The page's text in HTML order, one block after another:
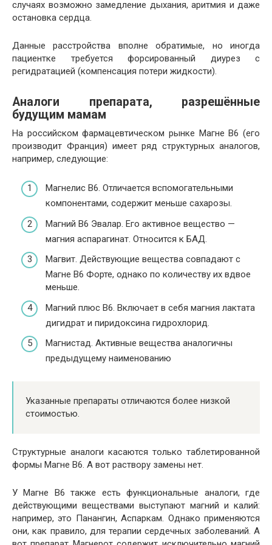
случаях возможно замедление дыхания, аритмия и даже
остановка сердца.
Данные расстройства вполне обратимые, но иногда
пациентке требуется форсированный диурез с
регидратацией (компенсация потери жидкости).
Аналоги препарата, разрешённые
будущим мамам
На российском фармацевтическом рынке Магне В6 (его
производит Франция) имеет ряд структурных аналогов,
например, следующие:
Магнелис В6. Отличается вспомогательными
компонентами, содержит меньше сахарозы.
Магний В6 Эвалар. Его активное вещество —
магния аспарагинат. Относится к БАД.
Магвит. Действующие вещества совпадают с
Магне В6 Форте, однако по количеству их вдвое
меньше.
Магний плюс В6. Включает в себя магния лактата
дигидрат и пиридоксина гидрохлорид.
Магнистад. Активные вещества аналогичны
предыдущему наименованию
Указанные препараты отличаются более низкой
стоимостью.
Структурные аналоги касаются только таблетированной
формы Магне В6. А вот раствору замены нет.
У Магне В6 также есть функциональные аналоги, где
действующими веществами выступают магний и калий:
например, это Панангин, Аспаркам. Однако применяются
они, как правило, для терапии сердечных заболеваний. А